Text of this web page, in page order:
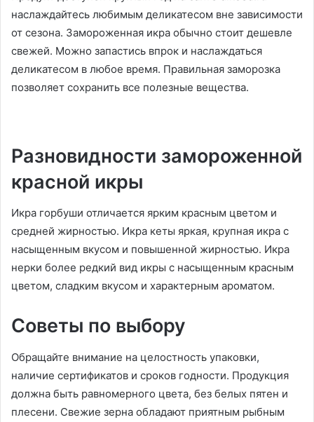
наслаждайтесь любимым деликатесом вне зависимости
от сезона. Замороженная икра обычно стоит дешевле
свежей. Можно запастись впрок и наслаждаться
деликатесом в любое время. Правильная заморозка
позволяет сохранить все полезные вещества.
Разновидности замороженной
красной икры
Икра горбуши отличается ярким красным цветом и
средней жирностью. Икра кеты яркая, крупная икра с
насыщенным вкусом и повышенной жирностью. Икра
нерки более редкий вид икры с насыщенным красным
цветом, сладким вкусом и характерным ароматом.
Советы по выбору
Обращайте внимание на целостность упаковки,
наличие сертификатов и сроков годности. Продукция
должна быть равномерного цвета, без белых пятен и
плесени. Свежие зерна обладают приятным рыбным